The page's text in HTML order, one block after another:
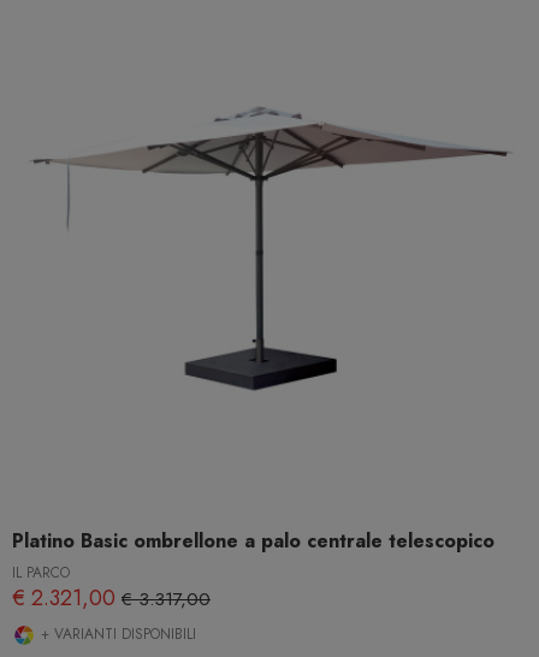
Platino Basic ombrellone a palo centrale telescopico
IL PARCO
€ 2.321,00 € 3.317,00
+ VARIANTI DISPONIBILI